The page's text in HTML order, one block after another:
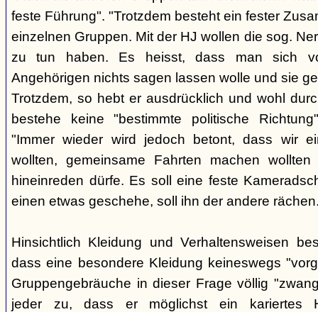
feste Führung". "Trotzdem besteht ein fester
einzelnen Gruppen. Mit der HJ wollen die sog.
zu tun haben. Es heisst, dass man sich
Angehörigen nichts sagen lassen wolle und sie
Trotzdem, so hebt er ausdrücklich und wohl
bestehe keine "bestimmte politische
"Immer wieder wird jedoch betont, dass wir
wollten, gemeinsame Fahrten machen
hineinreden dürfe. Es soll eine feste
einen etwas geschehe, soll ihn der andere
Hinsichtlich Kleidung und Verhaltensweisen
dass eine besondere Kleidung keineswegs
Gruppengebräuche in dieser Frage völlig
jeder zu, dass er möglichst ein kariertes